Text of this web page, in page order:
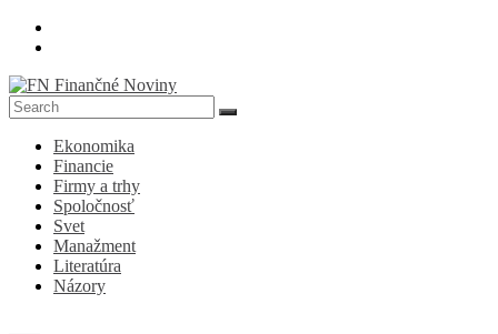
Skip
FN
Finančné
Noviny
Denník
ekonomike
spoločnosti
Ekonomika
Financie
Firmy a trhy
Spoločnosť
Svet
Manažment
Literatúra
Názory